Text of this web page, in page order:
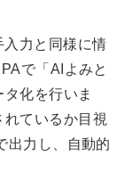
入力と同様に情
で「AIよみと
化を行いま
ているか目視
出力し、自動的